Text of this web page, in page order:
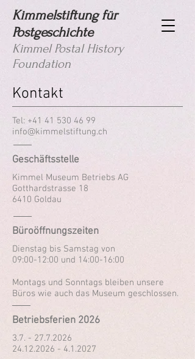
Kimmelstiftung für
Postgeschichte
Kimmel Postal History
Foundation
Kontakt
Tel: +41 41 530 46 99
info@kimmelstiftung.ch
Geschäftsstelle
Kimmel Museum Betriebs AG
Gotthardstrasse 18
6410 Goldau
Büroöffnungszeiten
Dienstag bis Samstag von
09:00-12:00 und 14:00-16:00
Montags und Sonntags bleiben unsere
Büros wie auch das Museum geschlossen.
Betriebsferien 2026
3.7. - 27.7.2026
24.12.2026 - 4.1.2027